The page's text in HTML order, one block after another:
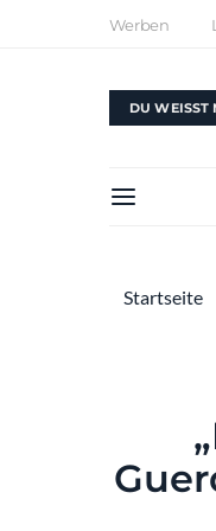
Werben
DU WEISST
Startseite